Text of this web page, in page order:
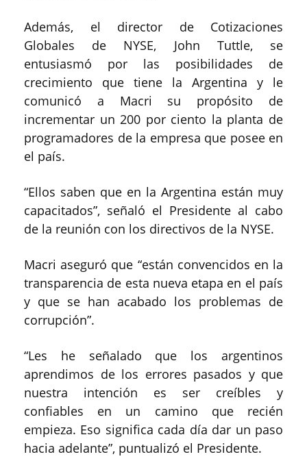
Además, el director de Cotizaciones
Globales de NYSE, John Tuttle, se
entusiasmó por las posibilidades de
crecimiento que tiene la Argentina y le
comunicó a Macri su propósito de
incrementar un 200 por ciento la planta de
programadores de la empresa que posee en
el país.
“Ellos saben que en la Argentina están muy
capacitados”, señaló el Presidente al cabo
de la reunión con los directivos de la NYSE.
Macri aseguró que “están convencidos en la
transparencia de esta nueva etapa en el país
y que se han acabado los problemas de
corrupción”.
“Les he señalado que los argentinos
aprendimos de los errores pasados y que
nuestra intención es ser creíbles y
confiables en un camino que recién
empieza. Eso significa cada día dar un paso
hacia adelante”, puntualizó el Presidente.